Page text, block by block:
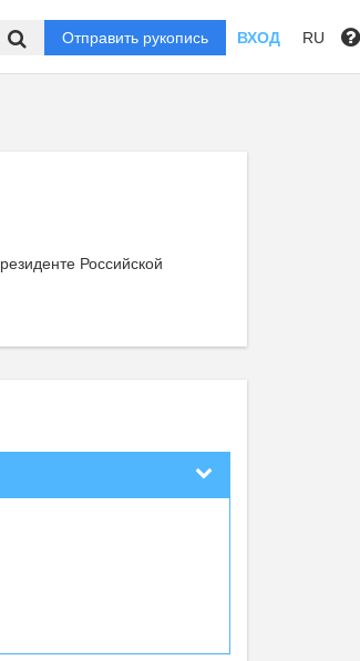
Отправить рукопись ВХОД RU
Российской